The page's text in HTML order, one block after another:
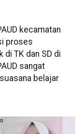
kecamatan
proses
di TK dan SD di
sangat
belajar